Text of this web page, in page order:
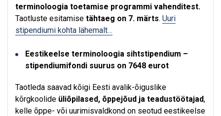
terminoloogia toetamise programmi vahenditest.
Taotluste esitamise tähtaeg on 7. märts. Uuri
stipendiumi kohta lähemalt…
Eestikeelse terminoloogia sihtstipendium –
stipendiumifondi suurus on 7648 eurot
Taotleda saavad kõigi Eesti avalik-õiguslike
kõrgkoolide üliõpilased, õppejõud ja teadustöötajad,
kelle õppe- või uurimisvaldkond on seotud eestikeelse